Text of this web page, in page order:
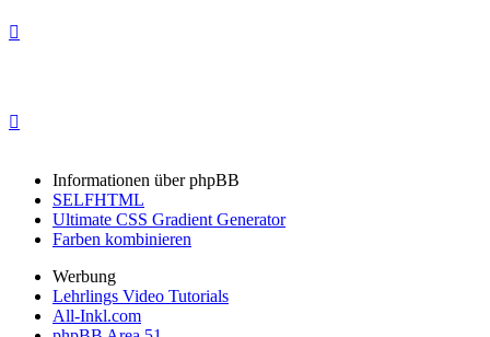
Informationen über phpBB
SELFHTML
Ultimate CSS Gradient Generator
Farben kombinieren
Werbung
Lehrlings Video Tutorials
All-Inkl.com